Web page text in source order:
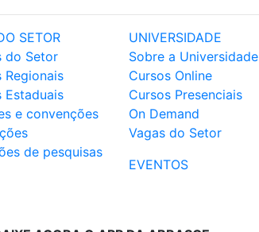
SETOR
do Setor
Regionais
Estaduais
e convenções
de pesquisas
UNIVERSIDADE
Sobre a Universidade
Cursos Online
Cursos Presenciais
On Demand
Vagas do Setor
EVENTOS